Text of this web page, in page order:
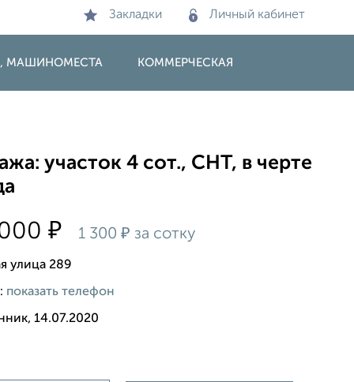
Закладки Личный кабинет
МАШИНОМЕСТА КОММЕРЧЕСКАЯ
участок 4 сот., СНТ, в черте
₽ 1 300₽ за сотку
улица 289
показать телефон
14.07.2020